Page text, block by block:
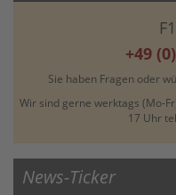
+49
Sie haben Fragen oder
Wir sind gerne werktags (Mo-
17 Uhr
News-Ticker